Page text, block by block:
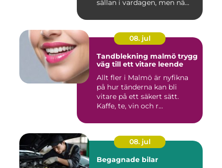
sällan i vardagen, men nä...
08. jul
Tandblekning malmö trygg
väg till ett vitare leende
Allt fler i Malmö är nyfikna
på hur tänderna kan bli
vitare på ett säkert sätt.
Kaffe, te, vin och r...
08. jul
Begagnade bilar